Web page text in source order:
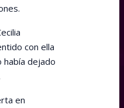
con ella
había dejado
en